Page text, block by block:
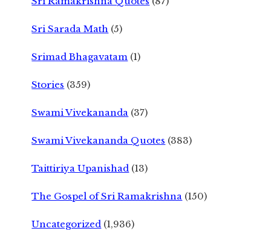
Sri Sarada Math (5)
Srimad Bhagavatam (1)
Stories (359)
Swami Vivekananda (37)
Swami Vivekananda Quotes (383)
Taittiriya Upanishad (13)
The Gospel of Sri Ramakrishna (150)
Uncategorized (1,936)